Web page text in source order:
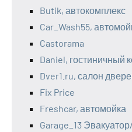
Butik, автокомплекс
Car_Wash55,
Castorama
Daniel, гостиничный
Dver1.ru, салон
Fix Price
Freshcar, автомойка
Garage_13